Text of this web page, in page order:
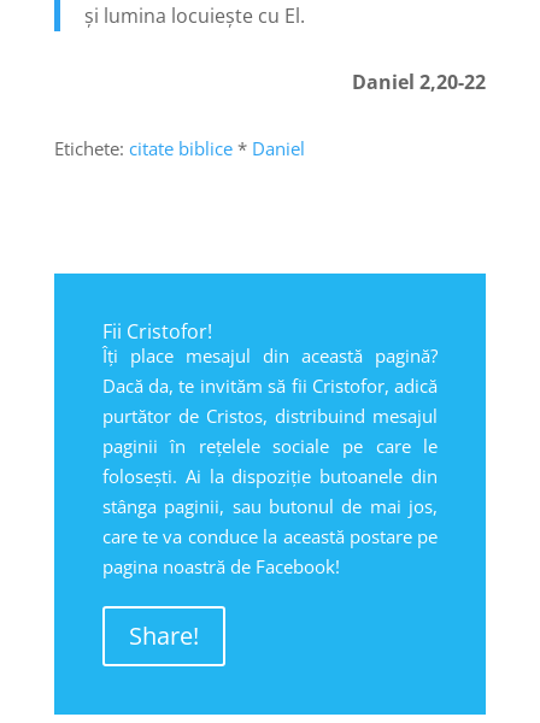
și lumina locuiește cu El.
Daniel 2,20-22
Etichete: citate biblice* Daniel
Fii Cristofor!
Îți place mesajul din această pagină?
Dacă da, te invităm să fii Cristofor, adică
purtător de Cristos, distribuind mesajul
paginii în rețelele sociale pe care le
folosești. Ai la dispoziție butoanele din
stânga paginii, sau butonul de mai jos,
care te va conduce la această postare pe
pagina noastră de Facebook!
Share!